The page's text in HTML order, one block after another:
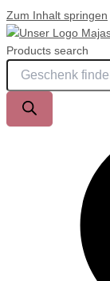
Zum Inhalt springen
Products search